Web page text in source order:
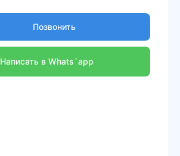
Позвонить
Написать в Whats`app